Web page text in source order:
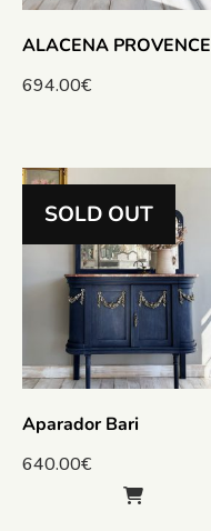
ALACENA PROVENCE
694.00€
SOLD OUT
Aparador Bari
640.00€